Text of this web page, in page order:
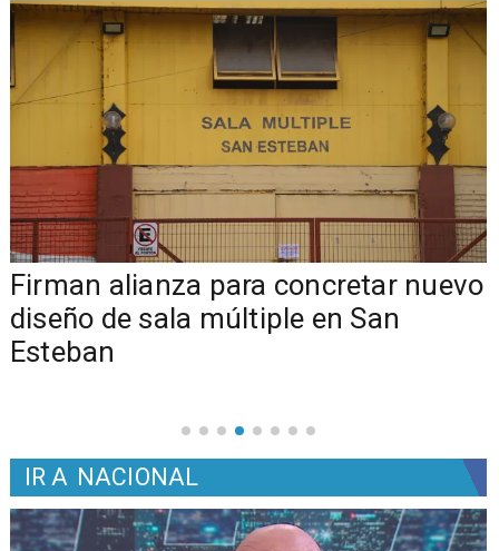
​​Firman alianza para concretar nuevo
diseño de sala múltiple en San
Esteban
IR A NACIONAL